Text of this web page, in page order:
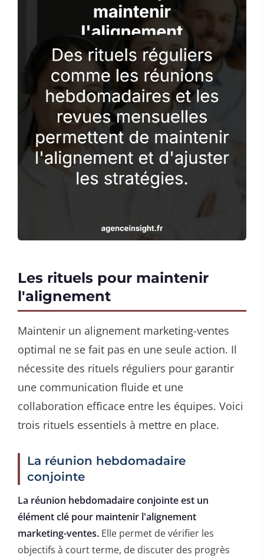
Les rituels pour maintenir
l'alignement
Maintenir un alignement marketing-ventes
optimal ne se fait pas en une seule action. Il
nécessite des rituels réguliers pour garantir
une communication fluide et une
collaboration efficace entre les équipes. Voici
trois rituels essentiels à mettre en place.
La réunion hebdomadaire
conjointe
La réunion hebdomadaire conjointe est un
élément clé pour maintenir l'alignement
marketing-ventes. Elle permet de vérifier les
objectifs à court terme, de discuter des progrès